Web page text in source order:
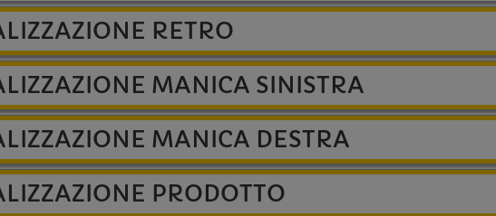
RETRO
MANICA SINISTRA
MANICA DESTRA
PRODOTTO